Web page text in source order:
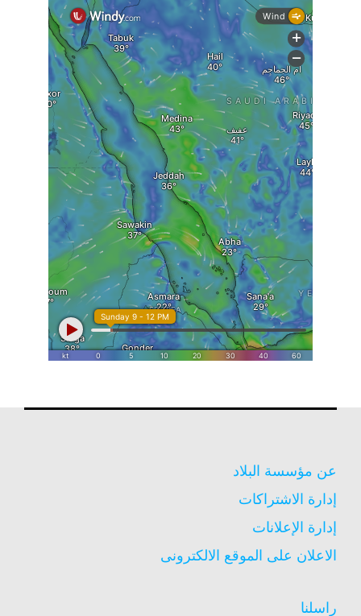
عن مؤسسة البلاد
إدارة الاشتراكات
إدارة الإعلانات
الاعلان على الموقع الالكترونى
راسلنا